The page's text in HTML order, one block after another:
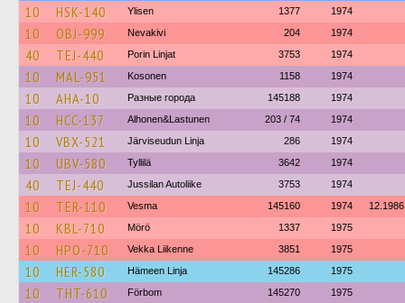
10 HSK-140 Ylisen 1377 1974
10 OBJ-999 Nevakivi 204 1974
40 TEJ-440 Porin Linjat 3753 1974
10 MAL-951 Kosonen 1158 1974
10 AHA-10 Разные города 145188 1974
10 HCC-137 Alhonen&Lastunen 203 / 74 1974
10 VBX-521 Järviseudun Linja 286 1974
10 UBV-580 Tyllilä 3642 1974
40 TEJ-440 Jussilan Autoliike 3753 1974
10 TER-110 Vesma 145160 1974 12.1986
10 KBL-710 Mörö 1337 1975
10 HPO-710 Vekka Liikenne 3851 1975
10 HER-580 Hämeen Linja 145286 1975
10 THT-610 Förbom 145270 1975